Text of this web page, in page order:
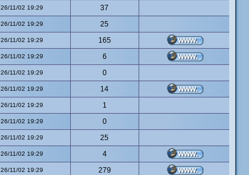
26/11/02 19:29
37
26/11/02 19:29
25
26/11/02 19:29
165
26/11/02 19:29
6
26/11/02 19:29
0
26/11/02 19:29
14
26/11/02 19:29
1
26/11/02 19:29
0
26/11/02 19:29
25
26/11/02 19:29
4
26/11/02 19:29
279